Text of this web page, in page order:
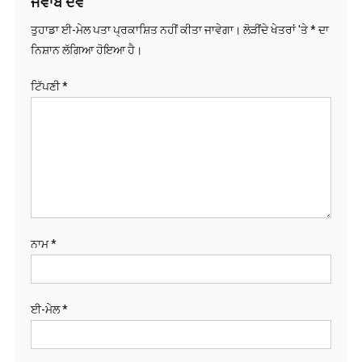
ਤੁਹਾਡਾ ਈ-ਮੇਲ ਪਤਾ ਪ੍ਰਕਾਸ਼ਿਤ ਨਹੀਂ ਕੀਤਾ ਜਾਵੇਗਾ। ਲੋੜੀਂਦੇ ਖੇਤਰਾਂ 'ਤੇ*ਦਾ
ਨਿਸ਼ਾਨ ਲੱਗਿਆ ਹੋਇਆ ਹੈ।
ਟਿੱਪਣੀ*
ਨਾਮ*
ਈ-ਮੇਲ*